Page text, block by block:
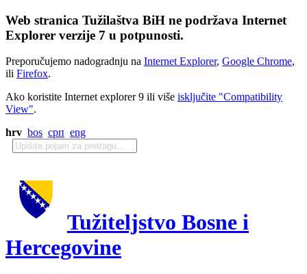
Web stranica Tužilaštva BiH ne podržava Internet
Explorer verzije 7 u potpunosti.
Preporučujemo nadogradnju na Internet Explorer, Google Chrome,
ili Firefox.
Ako koristite Internet explorer 9 ili više isključite "Compatibility
View".
hrv bos срп eng
Tužiteljstvo Bosne i
Hercegovine